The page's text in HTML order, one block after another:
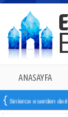
ANASAYFA
derlenmiş tam